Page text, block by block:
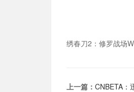
绣春刀2：修罗战场
上一篇： CNBETA：